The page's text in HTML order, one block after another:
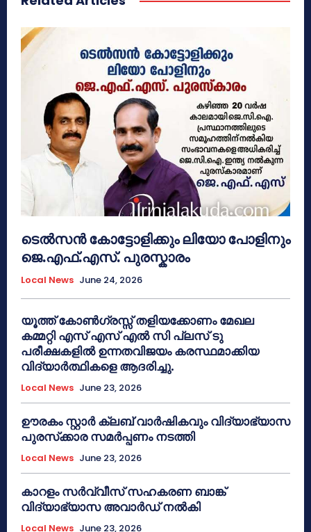
ടെൽസൻ കോട്ടോളിക്കും ലിയോ പോളിനും
ജെ.എഫ്.എസ്. പുരസ്കാരം
Local News June 24, 2026
യൂത്ത് കോൺഗ്രസ്സ് തളിയക്കോണം മേഖല
കമ്മറ്റി എസ് എസ് എൽ സി പ്ലസ് ടു
പരീക്ഷകളിൽ ഉന്നതവിജയം കരസ്ഥമാക്കിയ
വിദ്യാർത്ഥികളെ ആദരിച്ചു.
Local News June 23, 2026
ഊരകം സ്റ്റാർ ക്ലബ് വാർഷികവും വിദ്യാഭ്യാസ
പുരസ്‌ക്കാര സമർപ്പണം നടത്തി
Local News June 23, 2026
കാറളം സർവ്വീസ് സഹകരണ ബാങ്ക്
വിദ്യാഭ്യാസ അവാർഡ് നൽകി
Local News June 23, 2026